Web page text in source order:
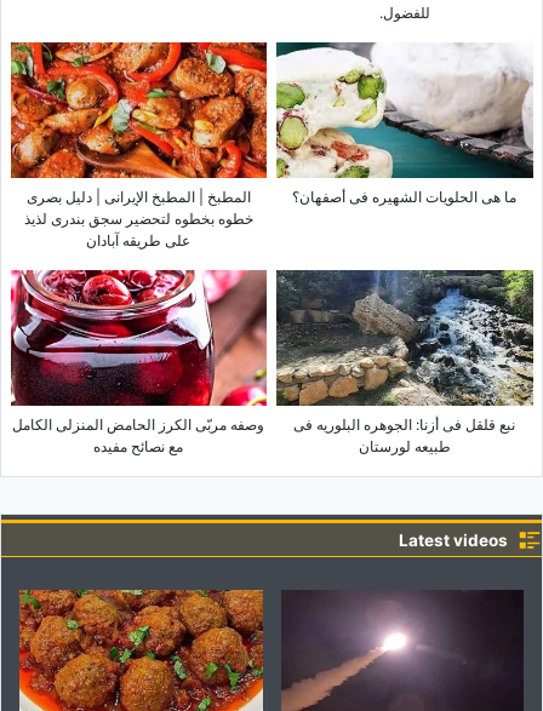
للفضول.
ما هی الحلویات الشهیره فی أصفهان؟
المطبخ | المطبخ الإیرانی | دلیل بصری
خطوه بخطوه لتحضیر سجق بندری لذیذ
على طریقه آبادان
نبع قلقل فی أزنا: الجوهره البلوریه فی
طبیعه لورستان
وصفه مربّى الکرز الحامض المنزلی الکامل
مع نصائح مفیده
Latest videos